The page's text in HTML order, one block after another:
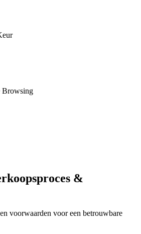
Browsing
&
voorwaarden voor een betrouwbare